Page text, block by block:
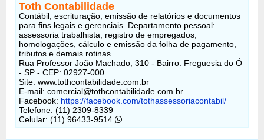
Toth Contabilidade
Contábil, escrituração, emissão de relatórios e documentos
para fins legais e gerenciais. Departamento pessoal:
assessoria trabalhista, registro de empregados,
homologações, cálculo e emissão da folha de pagamento,
tributos e demais rotinas.
Rua Professor João Machado, 310 - Bairro: Freguesia do Ó
- SP - CEP: 02927-000
Site: www.tothcontabilidade.com.br
E-mail: comercial@tothcontabilidade.com.br
Facebook: https://facebook.com/tothassessoriacontabil/
Telefone: (11) 2309-8339
Celular: (11) 96433-9514